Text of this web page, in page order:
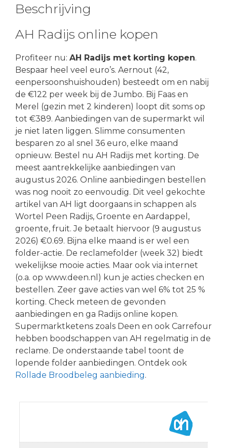
Beschrijving
AH Radijs online kopen
Profiteer nu: AH Radijs met korting kopen.
Bespaar heel veel euro’s. Aernout (42,
eenpersoonshuishouden) besteedt om en nabij
de €122 per week bij de Jumbo. Bij Faas en
Merel (gezin met 2 kinderen) loopt dit soms op
tot €389. Aanbiedingen van de supermarkt wil
je niet laten liggen. Slimme consumenten
besparen zo al snel 36 euro, elke maand
opnieuw. Bestel nu AH Radijs met korting. De
meest aantrekkelijke aanbiedingen van
augustus 2026. Online aanbiedingen bestellen
was nog nooit zo eenvoudig. Dit veel gekochte
artikel van AH ligt doorgaans in schappen als
Wortel Peen Radijs, Groente en Aardappel,
groente, fruit. Je betaalt hiervoor (9 augustus
2026) €0.69. Bijna elke maand is er wel een
folder-actie. De reclamefolder (week 32) biedt
wekelijkse mooie acties. Maar ook via internet
(o.a. op www.deen.nl) kun je acties checken en
bestellen. Zeer gave acties van wel 6% tot 25 %
korting. Check meteen de gevonden
aanbiedingen en ga Radijs online kopen.
Supermarktketens zoals Deen en ook Carrefour
hebben boodschappen van AH regelmatig in de
reclame. De onderstaande tabel toont de
lopende folder aanbiedingen. Ontdek ook
Rollade Broodbeleg aanbieding.